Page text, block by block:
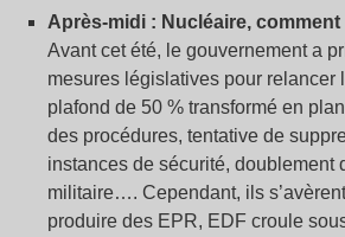
Après-midi : Nucléaire,
Avant cet été, le gouvernement a
mesures législatives pour relancer
plafond de 50 % transformé en
des procédures, tentative de
instances de sécurité, doublement
militaire…. Cependant, ils
produire des EPR, EDF croule